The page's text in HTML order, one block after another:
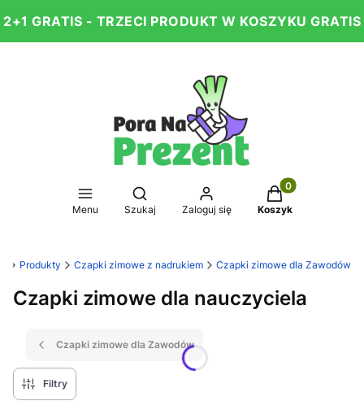
2+1 GRATIS - TRZECI PRODUKT W KOSZYKU GRATIS
Menu
Otwórz wyszukiwarkę
Szukaj Zaloguj się
Produkty w
Koszyk
Produkty Czapki zimowe z nadrukiem Czapki zimowe dla Zawodów
Czapki zimowe dla nauczyciela
Czapki zimowe dla Zawodów
Filtry